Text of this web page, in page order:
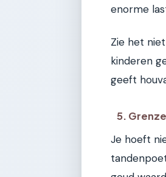
enorme
Zie het
kinderen
geeft
5.
Je hoeft